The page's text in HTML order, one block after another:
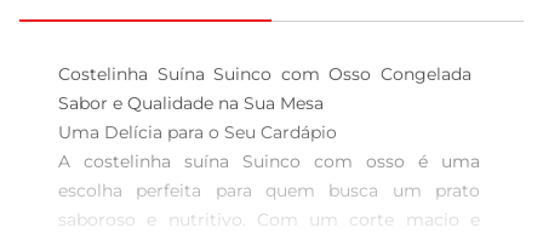
Costelinha Suína Suinco com Osso Congelada
Sabor e Qualidade na Sua Mesa
Uma Delícia para o Seu Cardápio
A costelinha suína Suinco com osso é uma
escolha perfeita para quem busca um prato
saboroso e nutritivo. Com um corte macio e